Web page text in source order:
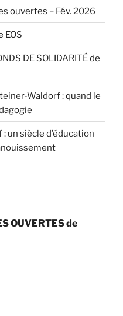
ouvertes – Fév. 2026
EOS
DE SOLIDARITÉ de
Waldorf : quand le
un siècle d’éducation
OUVERTES de